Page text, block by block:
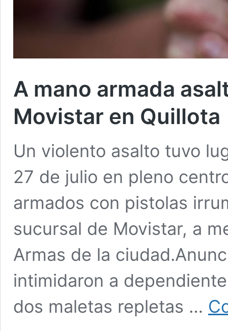
A mano armada
Movistar en Quillota
Un violento asalto tuvo
27 de julio en pleno
armados con pistolas
sucursal de Movistar, a
Armas de la
intimidaron a
dos maletas repletas …